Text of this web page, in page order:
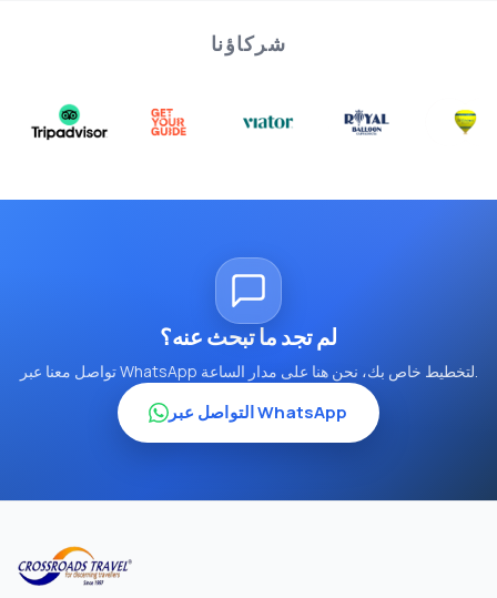
شركاؤنا
لم تجد ما تبحث عنه؟
التواصل عبر WhatsApp